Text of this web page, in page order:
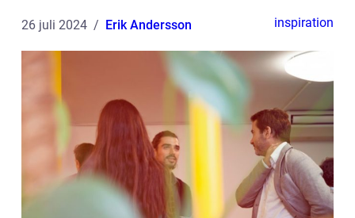
26 juli 2024 Erik Andersson inspiration